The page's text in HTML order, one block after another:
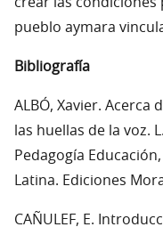
pueblo aymara
Bibliografía
ALBÓ, Xavier. Acerca
las huellas de la voz.
Pedagogía
Latina. Ediciones
CAÑULEF, E.